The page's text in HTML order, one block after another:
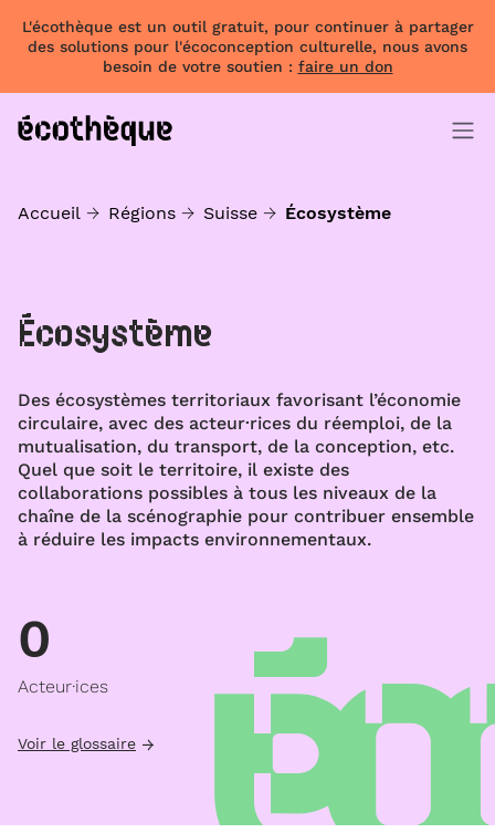
L'écothèque est un outil gratuit, pour continuer à partager
des solutions pour l'écoconception culturelle, nous avons
besoin de votre soutien : faire un don
Accueil Régions Suisse Écosystème
Écosystème
Des écosystèmes territoriaux favorisant l’économie
circulaire, avec des acteur·rices du réemploi, de la
mutualisation, du transport, de la conception, etc.
Quel que soit le territoire, il existe des
collaborations possibles à tous les niveaux de la
chaîne de la scénographie pour contribuer ensemble
à réduire les impacts environnementaux.
0
Acteur·ices
Voir le glossaire